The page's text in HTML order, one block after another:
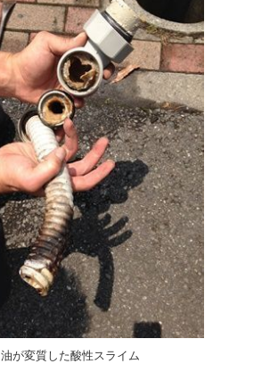
油が変質した酸性スライム